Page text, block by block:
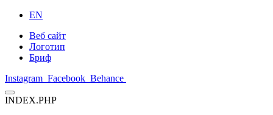
EN
Веб сайт
Логотип
Бриф
Instagram Facebook Behance
INDEX.PHP